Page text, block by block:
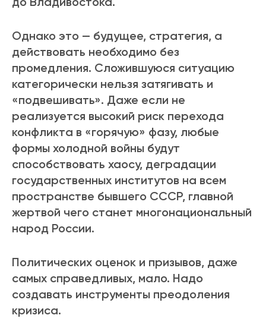
Однако это — будущее, стратегия, а
действовать необходимо без
промедления. Сложившуюся ситуацию
категорически нельзя затягивать и
«подвешивать». Даже если не
реализуется высокий риск перехода
конфликта в «горячую» фазу, любые
формы холодной войны будут
способствовать хаосу, деградации
государственных институтов на всем
пространстве бывшего СССР, главной
жертвой чего станет многонациональный
народ России.
Политических оценок и призывов, даже
самых справедливых, мало. Надо
создавать инструменты преодоления
кризиса.